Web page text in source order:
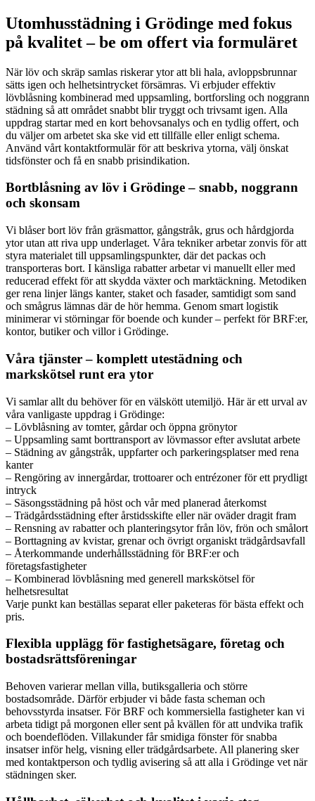
Utomhusstädning i Grödinge med fokus
på kvalitet – be om offert via formuläret
När löv och skräp samlas riskerar ytor att bli hala, avloppsbrunnar
sätts igen och helhetsintrycket försämras. Vi erbjuder effektiv
lövblåsning kombinerad med uppsamling, bortforsling och noggrann
städning så att området snabbt blir tryggt och trivsamt igen. Alla
uppdrag startar med en kort behovsanalys och en tydlig offert, och
du väljer om arbetet ska ske vid ett tillfälle eller enligt schema.
Använd vårt kontaktformulär för att beskriva ytorna, välj önskat
tidsfönster och få en snabb prisindikation.
Bortblåsning av löv i Grödinge – snabb, noggrann
och skonsam
Vi blåser bort löv från gräsmattor, gångstråk, grus och hårdgjorda
ytor utan att riva upp underlaget. Våra tekniker arbetar zonvis för att
styra materialet till uppsamlingspunkter, där det packas och
transporteras bort. I känsliga rabatter arbetar vi manuellt eller med
reducerad effekt för att skydda växter och marktäckning. Metodiken
ger rena linjer längs kanter, staket och fasader, samtidigt som sand
och smågrus lämnas där de hör hemma. Genom smart logistik
minimerar vi störningar för boende och kunder – perfekt för BRF:er,
kontor, butiker och villor i Grödinge.
Våra tjänster – komplett utestädning och
markskötsel runt era ytor
Vi samlar allt du behöver för en välskött utemiljö. Här är ett urval av
våra vanligaste uppdrag i Grödinge:
– Lövblåsning av tomter, gårdar och öppna grönytor
– Uppsamling samt borttransport av lövmassor efter avslutat arbete
– Städning av gångstråk, uppfarter och parkeringsplatser med rena
kanter
– Rengöring av innergårdar, trottoarer och entrézoner för ett prydligt
intryck
– Säsongsstädning på höst och vår med planerad återkomst
– Trädgårdsstädning efter årstidsskifte eller när oväder dragit fram
– Rensning av rabatter och planteringsytor från löv, frön och smålort
– Borttagning av kvistar, grenar och övrigt organiskt trädgårdsavfall
– Återkommande underhållsstädning för BRF:er och
företagsfastigheter
– Kombinerad lövblåsning med generell markskötsel för
helhetsresultat
Varje punkt kan beställas separat eller paketeras för bästa effekt och
pris.
Flexibla upplägg för fastighetsägare, företag och
bostadsrättsföreningar
Behoven varierar mellan villa, butiksgalleria och större
bostadsområde. Därför erbjuder vi både fasta scheman och
behovsstyrda insatser. För BRF och kommersiella fastigheter kan vi
arbeta tidigt på morgonen eller sent på kvällen för att undvika trafik
och boendeflöden. Villakunder får smidiga fönster för snabba
insatser inför helg, visning eller trädgårdsarbete. All planering sker
med kontaktperson och tydlig avisering så att alla i Grödinge vet när
städningen sker.